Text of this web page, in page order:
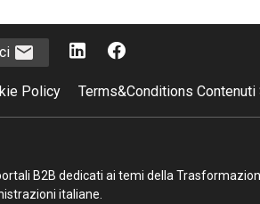
Policy Terms&Conditions
B2B dedicati ai temi della
italiane.